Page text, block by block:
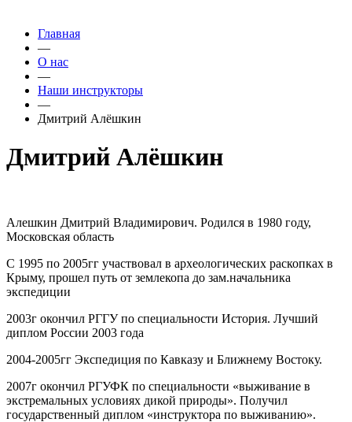
Главная
—
О нас
—
Наши инструкторы
—
Дмитрий Алёшкин
Дмитрий Алёшкин
Алешкин Дмитрий Владимирович. Родился в 1980 году,
Московская область
С 1995 по 2005гг участвовал в археологических раскопках в
Крыму, прошел путь от землекопа до зам.начальника
экспедиции
2003г окончил РГГУ по специальности История. Лучший
диплом России 2003 года
2004-2005гг Экспедиция по Кавказу и Ближнему Востоку.
2007г окончил РГУФК по специальности «выживание в
экстремальных условиях дикой природы». Получил
государственный диплом «инструктора по выживанию».